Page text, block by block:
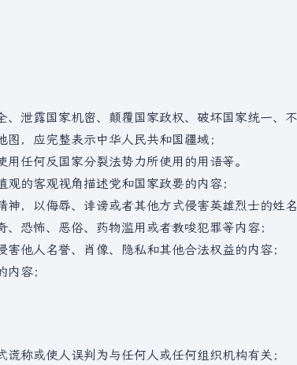
泄露国家机密、颠覆国家政权、破坏国家统一、
，应完整表示中华人民共和国疆域；
任何反国家分裂法势力所使用的用语等。
的客观视角描述党和国家政要的内容；
，以侮辱、诽谤或者其他方式侵害英雄烈士的姓
恐怖、恶俗、药物滥用或者教唆犯罪等内容；
他人名誉、肖像、隐私和其他合法权益的内容；
容；
称或使人误判为与任何人或任何组织机构有关；